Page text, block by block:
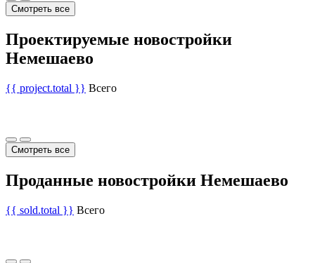
Смотреть все
Проектируемые новостройки
Немешаево
{{ project.total }} Всего
Смотреть все
Проданные новостройки Немешаево
{{ sold.total }} Всего